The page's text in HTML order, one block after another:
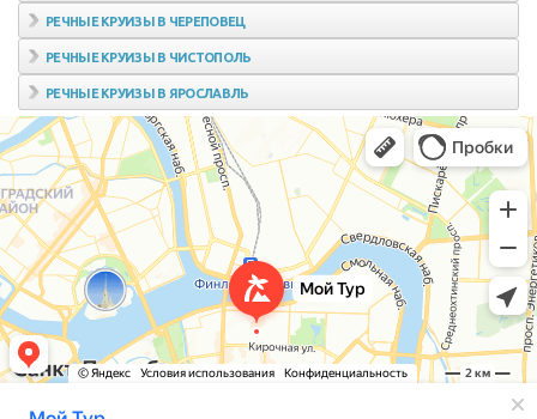
РЕЧНЫЕ КРУИЗЫ В ЧЕРЕПОВЕЦ
РЕЧНЫЕ КРУИЗЫ В ЧИСТОПОЛЬ
РЕЧНЫЕ КРУИЗЫ В ЯРОСЛАВЛЬ